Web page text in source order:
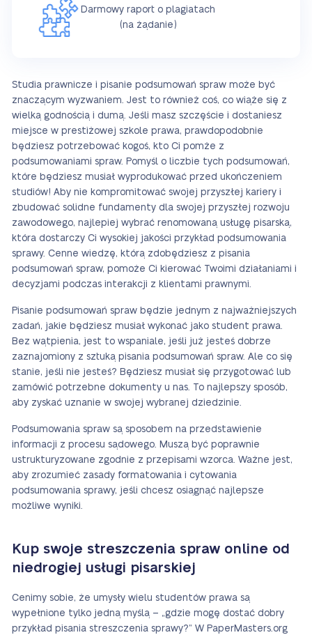
Darmowy raport o plagiatach
(na żądanie)
Studia prawnicze i pisanie podsumowań spraw może być
znaczącym wyzwaniem. Jest to również coś, co wiąże się z
wielką godnością i dumą. Jeśli masz szczęście i dostaniesz
miejsce w prestiżowej szkole prawa, prawdopodobnie
będziesz potrzebować kogoś, kto Ci pomże z
podsumowaniami spraw. Pomyśl o liczbie tych podsumowań,
które będziesz musiał wyprodukować przed ukończeniem
studiów! Aby nie kompromitować swojej przyszłej kariery i
zbudować solidne fundamenty dla swojej przyszłej rozwoju
zawodowego, najlepiej wybrać renomowaną usługę pisarską,
która dostarczy Ci wysokiej jakości przykład podsumowania
sprawy. Cenne wiedzę, którą zdobędziesz z pisania
podsumowań spraw, pomoże Ci kierować Twoimi działaniami i
decyzjami podczas interakcji z klientami prawnymi.
Pisanie podsumowań spraw będzie jednym z najważniejszych
zadań, jakie będziesz musiał wykonać jako student prawa.
Bez wątpienia, jest to wspaniale, jeśli już jesteś dobrze
zaznajomiony z sztuką pisania podsumowań spraw. Ale co się
stanie, jeśli nie jesteś? Będziesz musiał się przygotować lub
zamówić potrzebne dokumenty u nas. To najlepszy sposób,
aby zyskać uznanie w swojej wybranej dziedzinie.
Podsumowania spraw są sposobem na przedstawienie
informacji z procesu sądowego. Muszą być poprawnie
ustrukturyzowane zgodnie z przepisami wzorca. Ważne jest,
aby zrozumieć zasady formatowania i cytowania
podsumowania sprawy, jeśli chcesz osiągnąć najlepsze
możliwe wyniki.
Kup swoje streszczenia spraw online od
niedrogiej usługi pisarskiej
Cenimy sobie, że umysły wielu studentów prawa są
wypełnione tylko jedną myślą – „gdzie mogę dostać dobry
przykład pisania streszczenia sprawy?” W PaperMasters.org